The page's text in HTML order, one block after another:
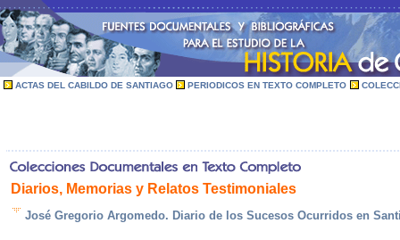
ACTAS DEL CABILDO DE SANTIAGO PERIODICOS EN TEXTO COMPLETO
Diarios, Memorias y Relatos Testimoniales
José Gregorio Argomedo. Diario de los Sucesos Ocurridos en